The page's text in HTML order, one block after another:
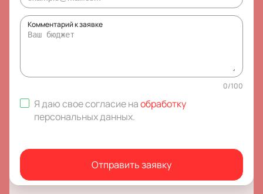
Комментарий к заявке
0/100
Я даю свое согласие наобработку
персональных данных.
Отправить заявку